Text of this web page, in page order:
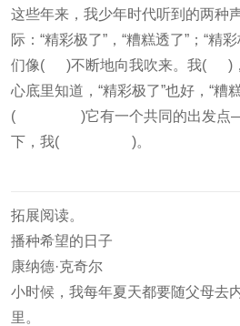
这些年来，我少年时代听到的两
际：“精彩极了”，“糟糕透了”；“精
们像( )不断地向我吹来。
心底里知道，“精彩极了”也好，“糟
( )它有一个共同的出发点
下，我( )。
拓展阅读。
播种希望的日子
康纳德·克奇尔
小时候，我每年夏天都要随父母去
里。